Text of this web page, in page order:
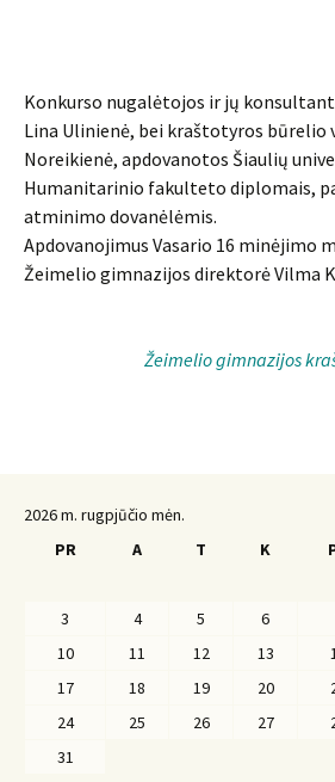
Konkurso nugalėtojos ir jų
Lina Ulinienė, bei kraštotyros būrelio
Noreikienė, apdovanotos Šiaulių
Humanitarinio fakulteto diplomais,
atminimo dovanėlėmis.
Apdovanojimus Vasario 16 minėjimo
Žeimelio gimnazijos direktorė Vilma
Žeimelio gimnazijos
2026 m. rugpjūčio mėn.
PR
A T K
3
4 5 6
10
11 12 13
17
18 19 20
24
25 26 27
31